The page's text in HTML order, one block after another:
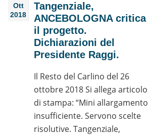
Ott
2018
Tangenziale,
ANCEBOLOGNA critica
il progetto.
Dichiarazioni del
Presidente Raggi.
Il Resto del Carlino del 26
ottobre 2018 Si allega articolo
di stampa: “Mini allargamento
insufficiente. Servono scelte
risolutive. Tangenziale,